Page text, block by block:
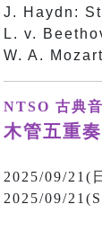
J. Haydn:
L. v.
W. A.
NTSO 古典
木管五重奏
2025/09/21(
2025/09/